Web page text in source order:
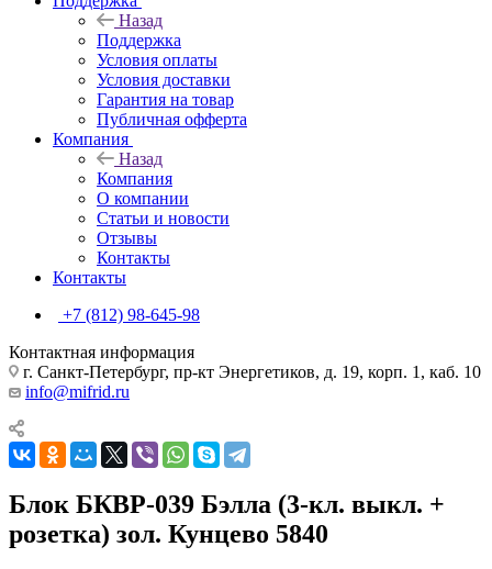
Назад
Поддержка
Условия оплаты
Условия доставки
Гарантия на товар
Публичная офферта
Компания
Назад
Компания
О компании
Статьи и новости
Отзывы
Контакты
Контакты
+7 (812) 98-645-98
Контактная информация
г. Санкт-Петербург, пр-кт Энергетиков, д. 19, корп. 1, каб. 10
info@mifrid.ru
Блок БКВР-039 Бэлла (3-кл. выкл. +
розетка) зол. Кунцево 5840